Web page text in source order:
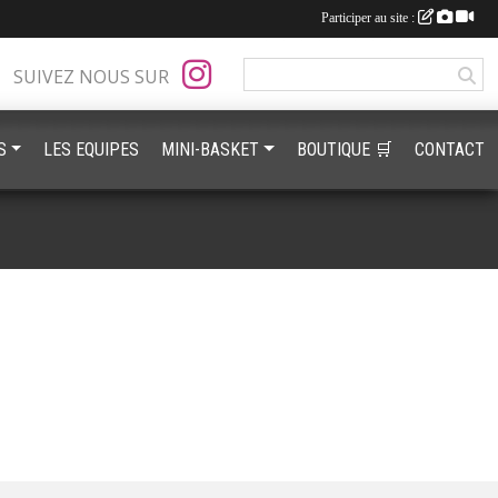
SUIVEZ NOUS SUR
LES EQUIPES MINI-BASKET BOUTIQUE 🛒 CONTACT
Participer au site :